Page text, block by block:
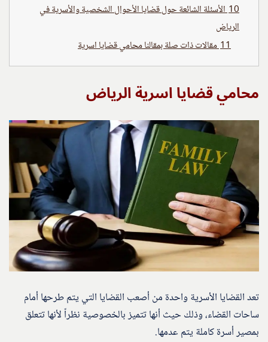
10الأسئلة الشائعة حول قضايا الأحوال الشخصية والأسرية في
الرياض
11مقالات ذات صلة بمقالنا محامي قضايا اسرية
محامي قضايا اسرية الرياض
تعد القضايا الأسرية واحدة من أصعب القضايا التي يتم طرحها أمام
ساحات القضاء، وذلك حيث أنها تتميز بالخصوصية نظراً لأنها تتعلق
بمصير أسرة كاملة يتم عدمها.